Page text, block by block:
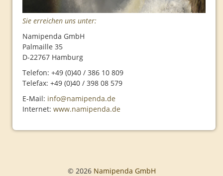
Organisation
Routen
Indien
Programm
Organisation
Routen
Sie erreichen uns unter:
Namipenda GmbH
Palmaille 35
D-22767 Hamburg
Telefon: +49 (0)40 / 386 10 809
Telefax: +49 (0)40 / 398 08 579
E-Mail: info@namipenda.de
Internet: www.namipenda.de
© 2026 Namipenda GmbH